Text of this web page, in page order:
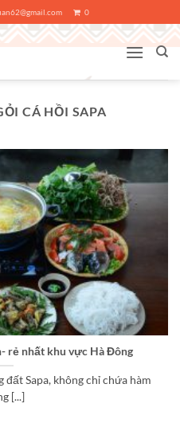
0
CÁ HỒI SAPA
rẻ nhất khu vực Hà Đông
Sapa, không chỉ chứa hàm
[...]